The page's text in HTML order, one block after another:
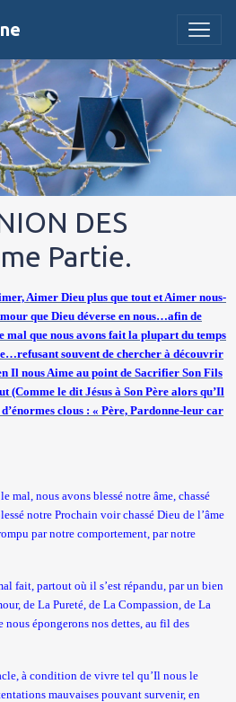
DES
Partie.
Aimer Dieu plus que tout et Aimer nous-
que Dieu déverse en nous…afin de
que nous avons fait la plupart du temps
souvent de chercher à découvrir
Il nous Aime au point de Sacrifier Son Fils
(Comme le dit Jésus à Son Père alors qu’Il
clous : « Père, Pardonne-leur car
mal, nous avons blessé notre âme, chassé
notre Prochain voir chassé Dieu de l’âme
par notre comportement, par notre
fait, partout où il s’est répandu, par un bien
de La Pureté, de La Compassion, de La
épongerons nos dettes, au fil des
à condition de vivre tel qu’Il nous le
mauvaises pouvant survenir, en